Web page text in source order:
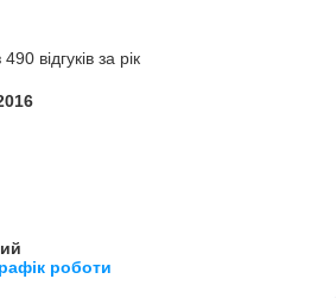
відгуків за рік
роботи